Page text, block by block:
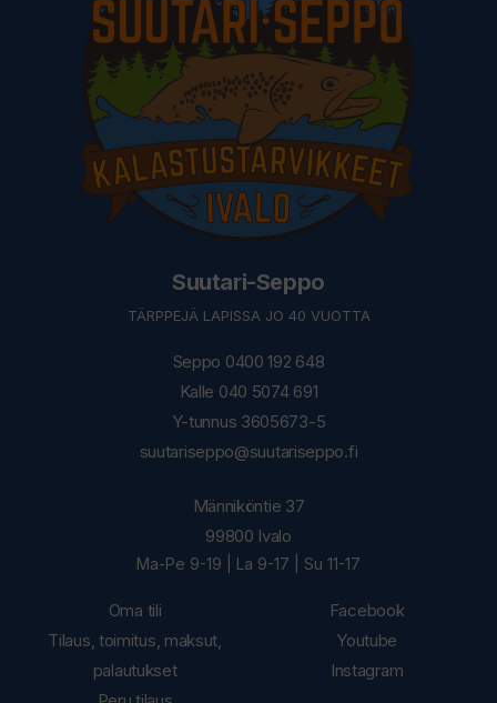
Suutari-Seppo
TÄRPPEJÄ LAPISSA JO 40 VUOTTA
Seppo 0400 192 648
Kalle 040 5074 691
Y-tunnus 3605673-5
suutariseppo@suutariseppo.fi
Oma tili
Tilaus, toimitus, maksut,
palautukset
Männiköntie 37
99800 Ivalo
Ma-Pe 9-19 | La 9-17 | Su 11-17
Facebook
Youtube
Instagram